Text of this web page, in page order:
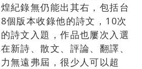
紀錄無仍能出其右，包括台
個版本收錄他的詩文，10次
詩文入題，作品也屢次入選
新詩、散文、評論、翻譯、
無遠弗屆，很少人可以超